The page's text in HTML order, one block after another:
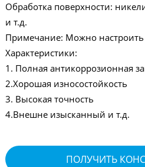
Обработка поверхности:
и т.д.
Примечание: Можно настроить
Характеристики:
1. Полная антикоррозионная
2.Хорошая износостойкость
3. Высокая точность
4.Внешне изысканный и т.д.
ПОЛУЧИТЬ